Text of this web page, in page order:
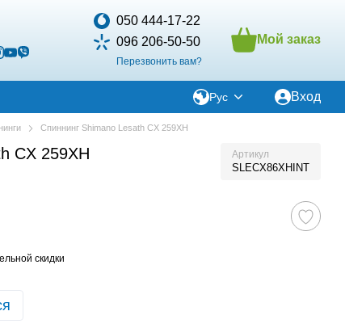
050 444-17-22
096 206-50-50
Перезвонить вам?
Мой заказ
Рус Вход
Спиннинг Shimano Lesath CX 259XH
CX 259XH Артикул
SLECX86XHINT
скидки